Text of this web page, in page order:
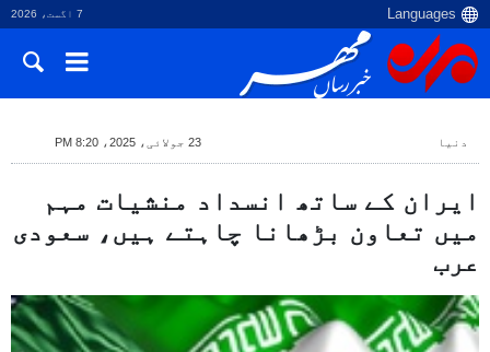
7 اگست، 2026
دنیا 23 جولائی، 2025، 8:20 PM
ایران کے ساتھ انسداد منشیات مہم
میں تعاون بڑھانا چاہتے ہیں، سعودی
عرب